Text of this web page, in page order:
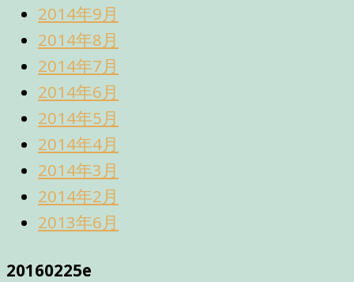
2014年9月
2014年8月
2014年7月
2014年6月
2014年5月
2014年4月
2014年3月
2014年2月
2013年6月
20160225e